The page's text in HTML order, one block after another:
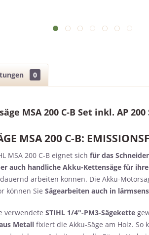
0
MSA 200 C-B Set inkl. AP 200
MSA 200 C-B:
MSA 200 C-B eignet sich für das
auch handliche Akku-Kettensäge für
arbeiten können. Die Akku-
können Sie Sägearbeiten auch in
verwendete STIHL 1/4"-PM3-Sägekette
Metall fixiert die Akku-Säge am Holz. So